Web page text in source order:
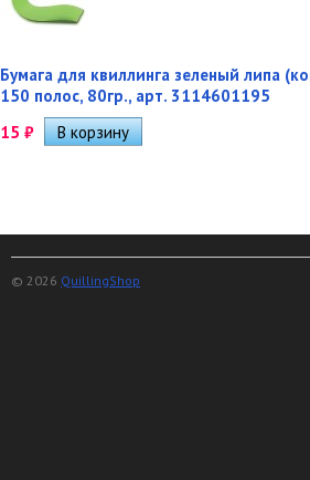
Бумага для квиллинга зеленый липа
150 полос, 80гр., арт. 3114601195
15 ₽
© 2026 QuillingShop